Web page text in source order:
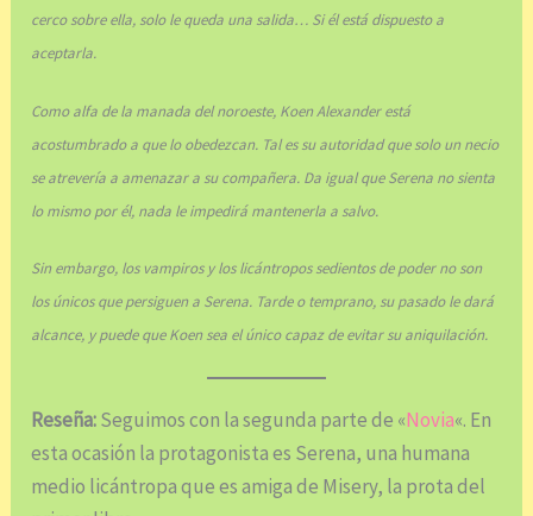
cerco sobre ella, solo le queda una salida… Si él está dispuesto a
aceptarla.
Como alfa de la manada del noroeste, Koen Alexander está
acostumbrado a que lo obedezcan. Tal es su autoridad que solo un necio
se atrevería a amenazar a su compañera. Da igual que Serena no sienta
lo mismo por él, nada le impedirá mantenerla a salvo.
Sin embargo, los vampiros y los licántropos sedientos de poder no son
los únicos que persiguen a Serena. Tarde o temprano, su pasado le dará
alcance, y puede que Koen sea el único capaz de evitar su aniquilación.
Reseña:Seguimos con la segunda parte de «Novia«. En
esta ocasión la protagonista es Serena, una humana
medio licántropa que es amiga de Misery, la prota del